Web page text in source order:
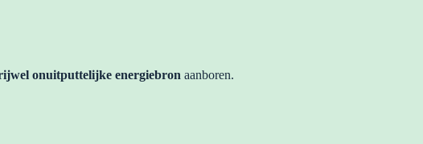
onuitputtelijke energiebron aanboren.